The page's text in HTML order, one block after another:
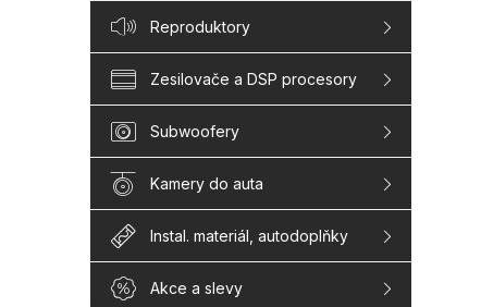
Reproduktory
Zesilovače a DSP procesory
Subwoofery
Kamery do auta
Instal. materiál, autodoplňky
Akce a slevy